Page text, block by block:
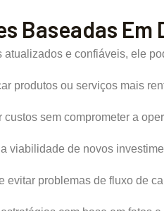
Baseadas Em
atualizados e confiáveis, ele
produtos ou serviços mais
custos sem comprometer a
viabilidade de novos
evitar problemas de fluxo de